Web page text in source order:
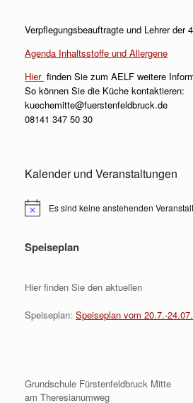
Verpflegungsbeauftragte und Lehrer der
Agenda Inhaltsstoffe und Allergene
Hier finden Sie zum AELF weitere
So können Sie die Küche kontaktieren:
kuechemitte@fuerstenfeldbruck.de
08141 347 50 30
Kalender und Veranstaltungen
HinweisEs sind keine anstehenden
Speiseplan
Hier finden Sie den aktuellen
Speiseplan: Speiseplan vom 20.7.-
Grundschule Fürstenfeldbruck Mitte
am Theresianumweg